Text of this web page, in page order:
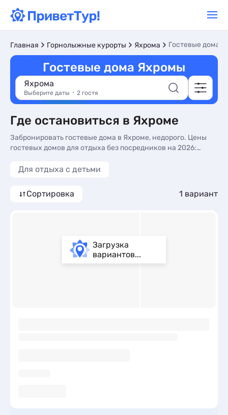
Главная Горнолыжные курорты Яхрома Гостевые дома
Гостевые дома Яхромы
Яхрома
Выберите даты 2 гостя
Где остановиться в Яхроме
Забронировать гостевые дома в Яхроме, недорого. Цены
гостевых домов для отдыха без посредников на 2026:
более 10 вариантов, от 14000 руб, номера с стиральной
Для отдыха с детьми
Сортировка 1 вариант
Загрузка
вариантов...